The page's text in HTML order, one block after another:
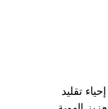
تقليد